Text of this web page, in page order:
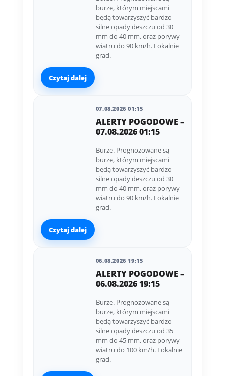
burze, którym miejscami
będą towarzyszyć bardzo
silne opady deszczu od 30
mm do 40 mm, oraz porywy
wiatru do 90 km/h. Lokalnie
grad.
Czytaj dalej
07.08.2026 01:15
ALERTY POGODOWE –
07.08.2026 01:15
Burze. Prognozowane są
burze, którym miejscami
będą towarzyszyć bardzo
silne opady deszczu od 30
mm do 40 mm, oraz porywy
wiatru do 90 km/h. Lokalnie
grad.
Czytaj dalej
06.08.2026 19:15
ALERTY POGODOWE –
06.08.2026 19:15
Burze. Prognozowane są
burze, którym miejscami
będą towarzyszyć bardzo
silne opady deszczu od 35
mm do 45 mm, oraz porywy
wiatru do 100 km/h. Lokalnie
grad.